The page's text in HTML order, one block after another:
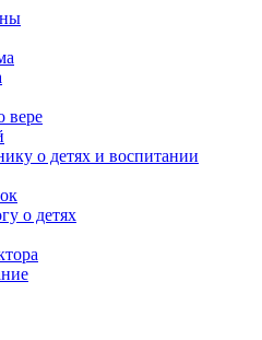
вере
о детях и воспитании
о детях